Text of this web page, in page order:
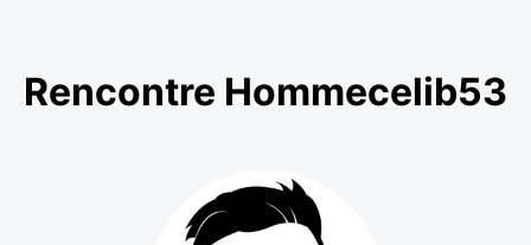
Rencontre Hommecelib53